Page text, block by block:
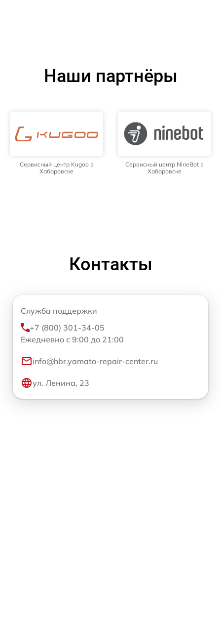
Наши партнёры
Сервисный центр Kugoo в
Хабаровске
Сервисный центр NineBot в
Хабаровске
Контакты
Служба поддержки
+7 (800) 301-34-05
Ежедневно с 9:00 до 21:00
info@hbr.yamato-repair-center.ru
ул. Ленина, 23